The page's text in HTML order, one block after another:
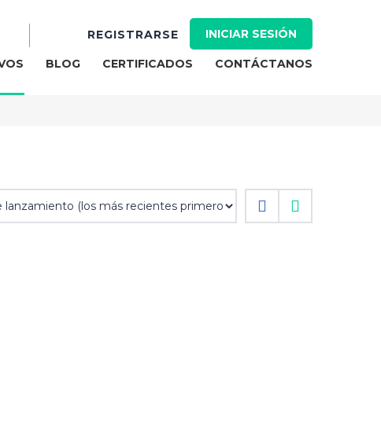
REGISTRARSE INICIAR SESIÓN
BLOG CERTIFICADOS CONTÁCTANOS